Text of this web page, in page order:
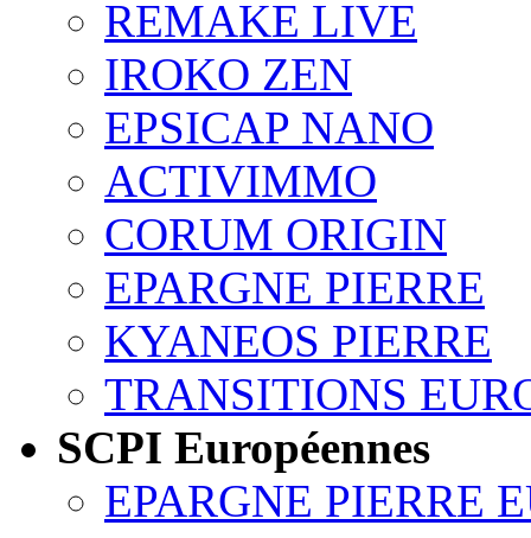
REMAKE LIVE
IROKO ZEN
EPSICAP NANO
ACTIVIMMO
CORUM ORIGIN
EPARGNE PIERRE
KYANEOS PIERRE
TRANSITIONS
SCPI Européennes
EPARGNE PIERRE